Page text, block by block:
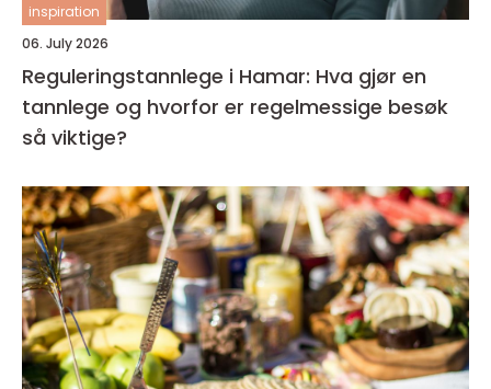
inspiration
06. July 2026
Reguleringstannlege i Hamar: Hva gjør en
tannlege og hvorfor er regelmessige besøk
så viktige?